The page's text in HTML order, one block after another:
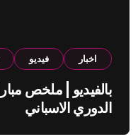
اخبار فيديو
الدوري الاسباني